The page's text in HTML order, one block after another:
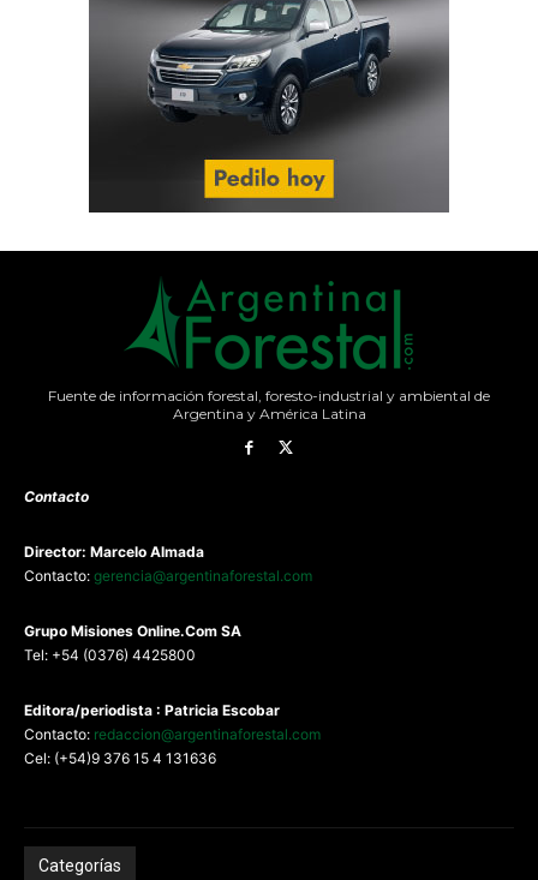
Fuente de información forestal, foresto-industrial y ambiental de
Argentina y América Latina
Contacto
Director: Marcelo Almada
Contacto: gerencia@argentinaforestal.com
Grupo Misiones Online.Com SA
Tel: +54 (0376) 4425800
Editora/periodista : Patricia Escobar
Contacto: redaccion@argentinaforestal.com
Cel: (+54)9 376 15 4 131636
Categorías